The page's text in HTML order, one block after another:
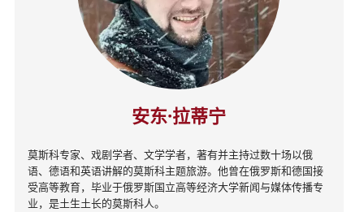
安东·拉蒂宁
莫斯科专家、戏剧学者、文学学者，著有并主持过数十场以俄
语、德语和英语讲解的莫斯科主题旅游。他曾在俄罗斯和德国接
受高等教育，毕业于俄罗斯国立高等经济大学新闻与媒体传播专
业，是土生土长的莫斯科人。